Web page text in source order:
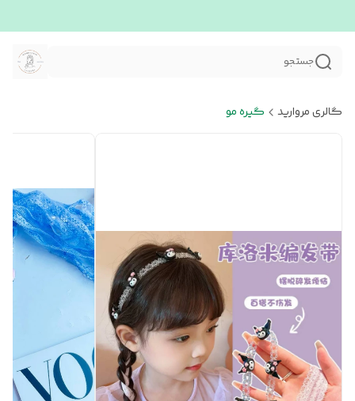
جستجو
گالری مروارید گیره مو